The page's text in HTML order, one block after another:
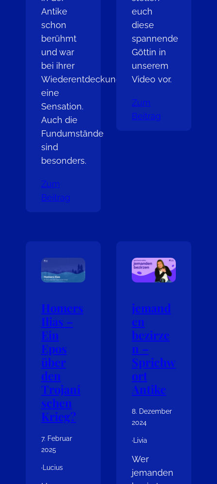
Antike
schon
berühmt
und war
bei ihrer
Wiederentdeckung
eine
Sensation.
Auch die
Fundumstände
sind
besonders.
Zum
Beitrag
euch
diese
spannende
Göttin in
unserem
Video vor.
Zum
Beitrag
Homers
Ilias –
Ein
Epos
über
den
Trojani
schen
Krieg?
7. Februar
2025
·Lucius
jemand
en
bezirze
n –
Sprichw
ort
Antike
8. Dezember
2024
·Livia
Wer
jemanden